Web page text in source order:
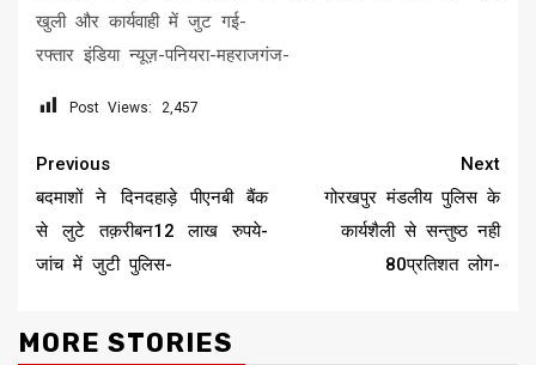
खुली और कार्यवाही में जुट गई-
रफ्तार इंडिया न्यूज़-पनियरा-महराजगंज-
Post Views: 2,457
Continue
Reading
Previous
बदमाशों ने दिनदहाड़े पीएनबी बैंक
से लुटे तक़रीबन12 लाख रुपये-
जांच में जुटी पुलिस-
Next
गोरखपुर मंडलीय पुलिस के
कार्यशैली से सन्तुष्ठ नही
80प्रतिशत लोग-
MORE STORIES